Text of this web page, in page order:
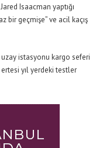
Isaacman yaptığı
bir geçmişe” ve acil kaçış
uzay istasyonu kargo seferi
yıl yerdeki testler